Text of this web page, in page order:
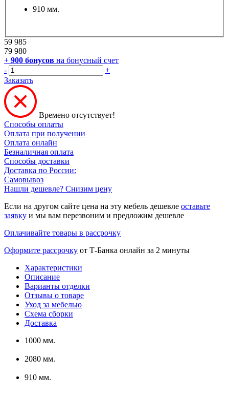
910 мм.
59 985
79 980
+ 900 бонусов на бонусный счет
-
+
Заказать
Времено отсутствует!
Способы оплаты
Оплата при получении
Оплата онлайн
Безналичная оплата
Способы доставки
Доставка по России:
Самовывоз
Нашли дешевле? Снизим цену
Если на другом сайте цена на эту мебель дешевле оставьте
заявку и мы вам перезвоним и предложим дешевле
Оплачивайте товары в рассрочку
Оформите рассрочку от Т-Банка онлайн за 2 минуты
Характеристики
Описание
Варианты отделки
Отзывы о товаре
Уход за мебелью
Схема сборки
Доставка
1000 мм.
2080 мм.
910 мм.